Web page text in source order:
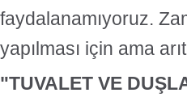
faydalanamıyoruz.
yapılması için ama
"TUVALET VE